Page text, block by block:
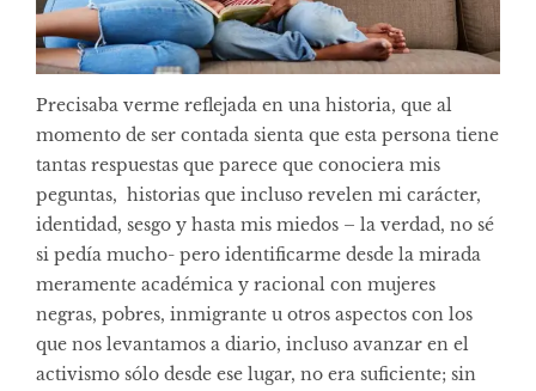
Precisaba verme reflejada en una historia, que al
momento de ser contada sienta que esta persona tiene
tantas respuestas que parece que conociera mis
peguntas, historias que incluso revelen mi carácter,
identidad, sesgo y hasta mis miedos – la verdad, no sé
si pedía mucho- pero identificarme desde la mirada
meramente académica y racional con mujeres
negras, pobres, inmigrante u otros aspectos con los
que nos levantamos a diario, incluso avanzar en el
activismo sólo desde ese lugar, no era suficiente; sin